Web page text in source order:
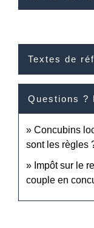
Textes de
Questions ?
Concubins
sont les règles
Impôt sur le
couple en